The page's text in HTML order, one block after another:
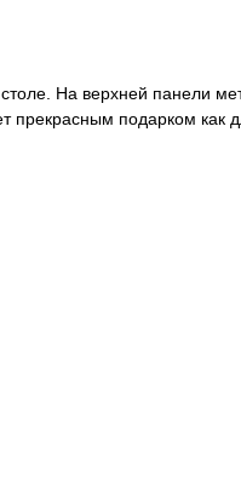
На верхней панели
подарком как